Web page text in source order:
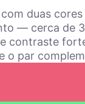
duas
— cerca de
contraste
o par